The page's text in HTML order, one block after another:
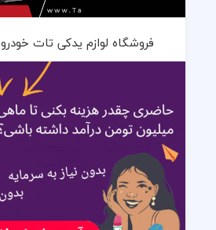
فروشگاه لوازم یدکی تات خودرو